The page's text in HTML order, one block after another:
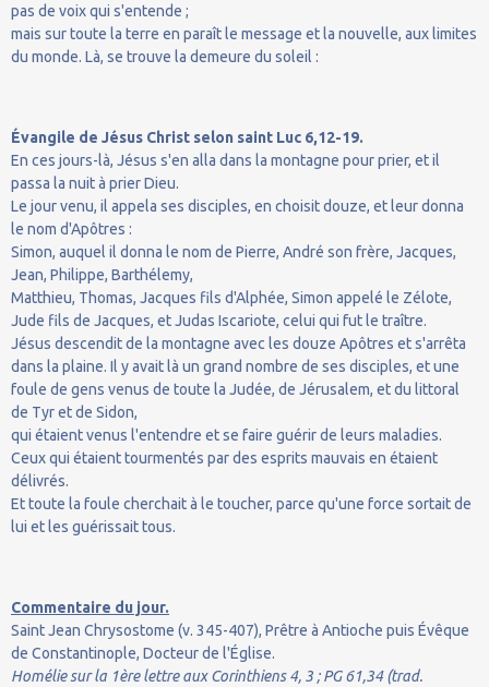
pas de voix qui s'entende ;
mais sur toute la terre en paraît le message et la nouvelle, aux limites
du monde. Là, se trouve la demeure du soleil :
Évangile de Jésus Christ selon saint Luc 6,12-19.
En ces jours-là, Jésus s'en alla dans la montagne pour prier, et il
passa la nuit à prier Dieu.
Le jour venu, il appela ses disciples, en choisit douze, et leur donna
le nom d'Apôtres :
Simon, auquel il donna le nom de Pierre, André son frère, Jacques,
Jean, Philippe, Barthélemy,
Matthieu, Thomas, Jacques fils d'Alphée, Simon appelé le Zélote,
Jude fils de Jacques, et Judas Iscariote, celui qui fut le traître.
Jésus descendit de la montagne avec les douze Apôtres et s'arrêta
dans la plaine. Il y avait là un grand nombre de ses disciples, et une
foule de gens venus de toute la Judée, de Jérusalem, et du littoral
de Tyr et de Sidon,
qui étaient venus l'entendre et se faire guérir de leurs maladies.
Ceux qui étaient tourmentés par des esprits mauvais en étaient
délivrés.
Et toute la foule cherchait à le toucher, parce qu'une force sortait de
lui et les guérissait tous.
Commentaire du jour.
Saint Jean Chrysostome (v. 345-407), Prêtre à Antioche puis Évêque
de Constantinople, Docteur de l'Église.
Homélie sur la 1ère lettre aux Corinthiens 4, 3 ; PG 61,34 (trad.